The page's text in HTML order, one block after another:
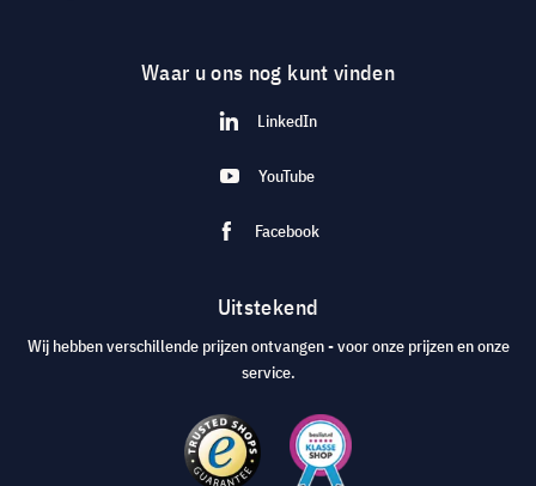
Waar u ons nog kunt vinden
LinkedIn
YouTube
Facebook
Uitstekend
Wij hebben verschillende prijzen ontvangen - voor onze prijzen en onze
service.